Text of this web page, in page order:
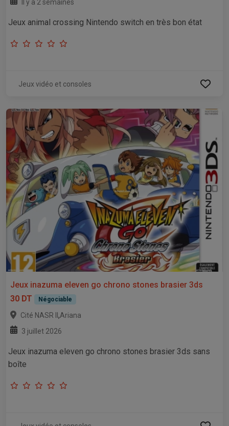
Il y a 2 semaines
Jeux animal crossing Nintendo switch en très bon état
Jeux vidéo et consoles
Jeux inazuma eleven go chrono stones brasier 3ds
30 DT
Négociable
Cité NASR II ,Ariana
3 juillet 2026
Jeux inazuma eleven go chrono stones brasier 3ds sans
boîte